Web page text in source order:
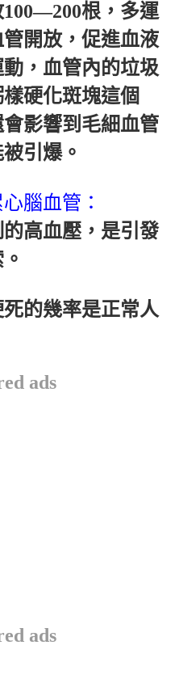
根，多運
開放，促進血液
，血管內的垃圾
硬化斑塊這個
會影響到毛細血管
引爆。
腦血管：
高血壓，是引發
的幾率是正常人
ads
ads